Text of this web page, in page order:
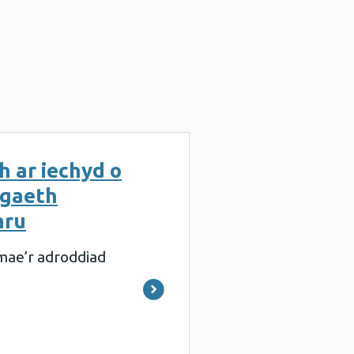
ar iechyd o
adroddiad